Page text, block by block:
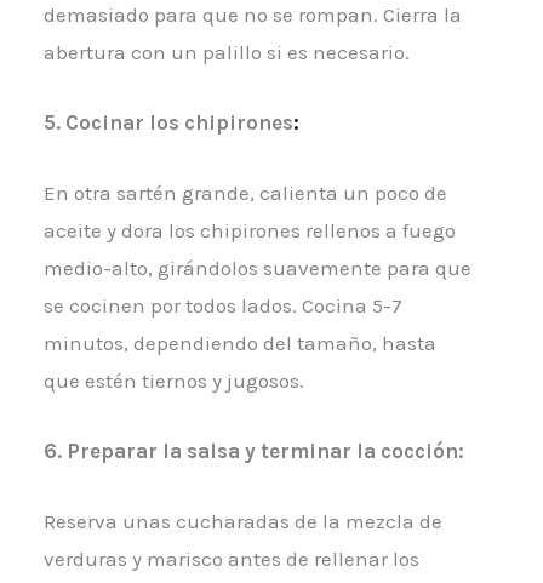
demasiado para que no se rompan. Cierra la
abertura con un palillo si es necesario.
5. Cocinar los chipirones:
En otra sartén grande, calienta un poco de
aceite y dora los chipirones rellenos a fuego
medio-alto, girándolos suavemente para que
se cocinen por todos lados. Cocina 5-7
minutos, dependiendo del tamaño, hasta
que estén tiernos y jugosos.
6. Preparar la salsa y terminar la cocción:
Reserva unas cucharadas de la mezcla de
verduras y marisco antes de rellenar los